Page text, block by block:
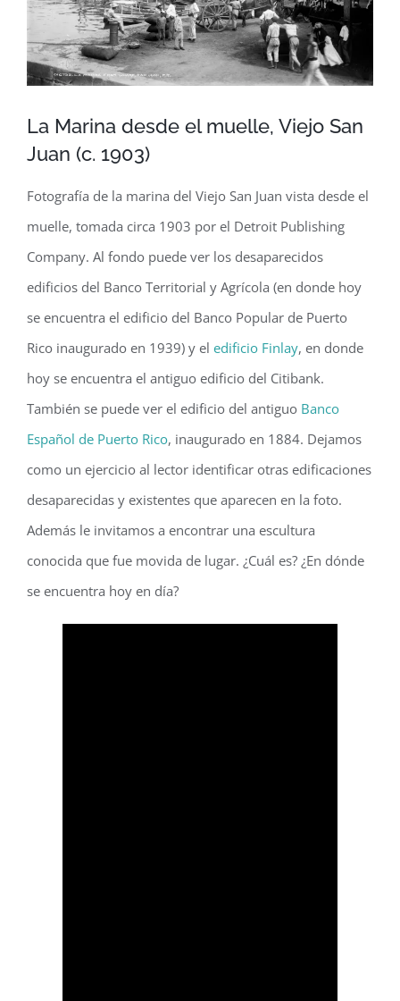
La Marina desde el muelle, Viejo San
Juan (c. 1903)
Fotografía de la marina del Viejo San Juan vista desde el
muelle, tomada circa 1903 por el Detroit Publishing
Company. Al fondo puede ver los desaparecidos
edificios del Banco Territorial y Agrícola (en donde hoy
se encuentra el edificio del Banco Popular de Puerto
Rico inaugurado en 1939) y el edificio Finlay, en donde
hoy se encuentra el antiguo edificio del Citibank.
También se puede ver el edificio del antiguo Banco
Español de Puerto Rico, inaugurado en 1884. Dejamos
como un ejercicio al lector identificar otras edificaciones
desaparecidas y existentes que aparecen en la foto.
Además le invitamos a encontrar una escultura
conocida que fue movida de lugar. ¿Cuál es? ¿En dónde
se encuentra hoy en día?